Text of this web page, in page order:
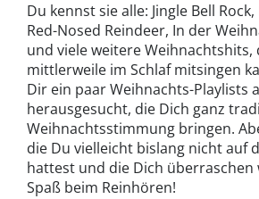
Du kennst sie alle: Jingle Bell
Red-Nosed Reindeer, In der
und viele weitere Weihnachtshits,
mittlerweile im Schlaf mitsingen
Dir ein paar Weihnachts-Playlists
herausgesucht, die Dich ganz
Weihnachtsstimmung bringen.
die Du vielleicht bislang nicht auf
hattest und die Dich überraschen
Spaß beim Reinhören!